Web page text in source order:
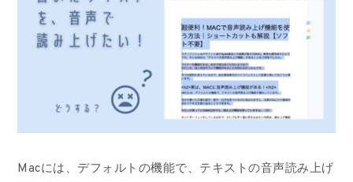
Macには、デフォルトの機能で、テキストの音声読み上げ